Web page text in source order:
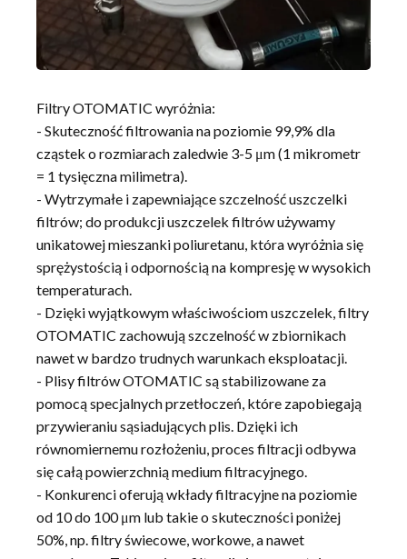
Filtry OTOMATIC wyróżnia:
- Skuteczność filtrowania na poziomie 99,9% dla
cząstek o rozmiarach zaledwie 3-5 μm (1 mikrometr
= 1 tysięczna milimetra).
- Wytrzymałe i zapewniające szczelność uszczelki
filtrów; do produkcji uszczelek filtrów używamy
unikatowej mieszanki poliuretanu, która wyróżnia się
sprężystością i odpornością na kompresję w wysokich
temperaturach.
- Dzięki wyjątkowym właściwościom uszczelek, filtry
OTOMATIC zachowują szczelność w zbiornikach
nawet w bardzo trudnych warunkach eksploatacji.
- Plisy filtrów OTOMATIC są stabilizowane za
pomocą specjalnych przetłoczeń, które zapobiegają
przywieraniu sąsiadujących plis. Dzięki ich
równomiernemu rozłożeniu, proces filtracji odbywa
się całą powierzchnią medium filtracyjnego.
- Konkurenci oferują wkłady filtracyjne na poziomie
od 10 do 100 μm lub takie o skuteczności poniżej
50%, np. filtry świecowe, workowe, a nawet